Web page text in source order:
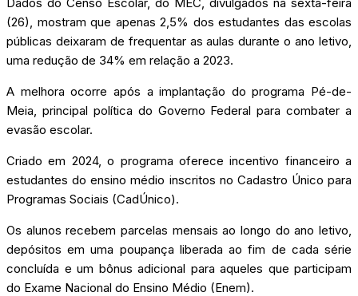
(26), mostram que apenas 2,5% dos estudantes das escolas
públicas deixaram de frequentar as aulas durante o ano letivo,
uma redução de 34% em relação a 2023.
A melhora ocorre após a implantação do programa Pé-de-
Meia, principal política do Governo Federal para combater a
evasão escolar.
Criado em 2024, o programa oferece incentivo financeiro a
estudantes do ensino médio inscritos no Cadastro Único para
Programas Sociais (CadÚnico).
Os alunos recebem parcelas mensais ao longo do ano letivo,
depósitos em uma poupança liberada ao fim de cada série
concluída e um bônus adicional para aqueles que participam
do Exame Nacional do Ensino Médio (Enem).